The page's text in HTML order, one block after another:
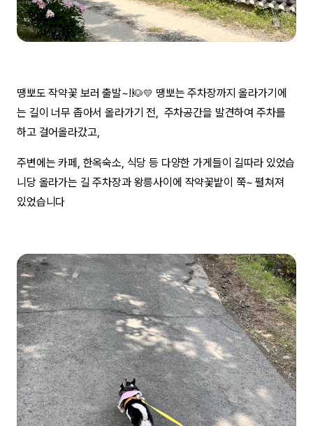
땡뽀도 작약꽃 보러 출발~!!🐶💛 땡뽀는 주차장까지 올라가기에
는 길이 너무 좁아서 올라가기 전, 주차공간을 발견하여 주차를
하고 걸어올라갔고,
주변에는 카페, 한옥숙소, 식당 등 다양한 가게들이 길따라 있었습
니당 올라가는 길 주차장과 왕릉사이에 작약꽃밭이 쭉~ 펼쳐져
있었습니다